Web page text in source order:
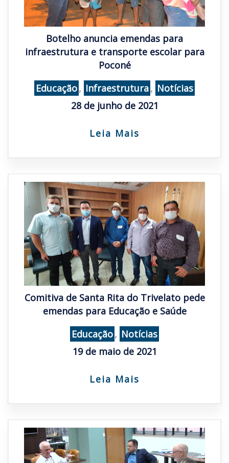
Botelho anuncia emendas para
infraestrutura e transporte escolar para
Poconé
Educação, Infraestrutura, Notícias
28 de junho de 2021
Leia Mais
Comitiva de Santa Rita do Trivelato pede
emendas para Educação e Saúde
Educação, Notícias
19 de maio de 2021
Leia Mais